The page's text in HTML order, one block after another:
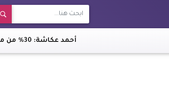
أحمد عكاشة: 30% من مجموع أي شعب يعانون من اضطرابات في النوم